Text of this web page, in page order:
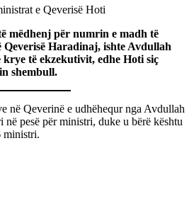
mëdhenj për numrin e madh të
Qeverisë Haradinaj, ishte Avdullah
të ekzekutivit, edhe Hoti siç
shembull.
në Qeverinë e udhëhequr nga Avdullah
pesë për ministri, duke u bërë kështu
ministri.